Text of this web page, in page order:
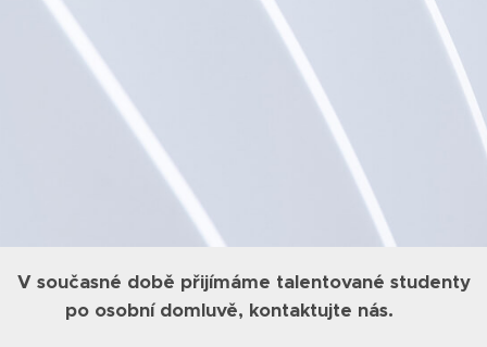
V současné době přijímáme talentované studenty
po osobní domluvě, kontaktujte nás. 🤗